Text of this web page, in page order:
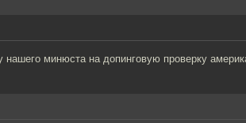
нашего минюста на допинговую проверку